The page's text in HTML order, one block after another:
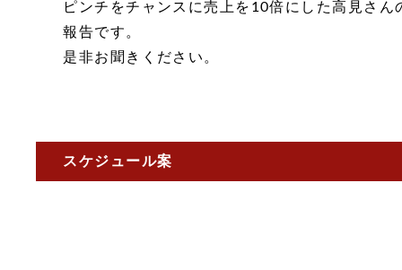
ピンチをチャンスに売上を10倍にした高見さん
報告です。
是非お聞きください。
スケジュール案